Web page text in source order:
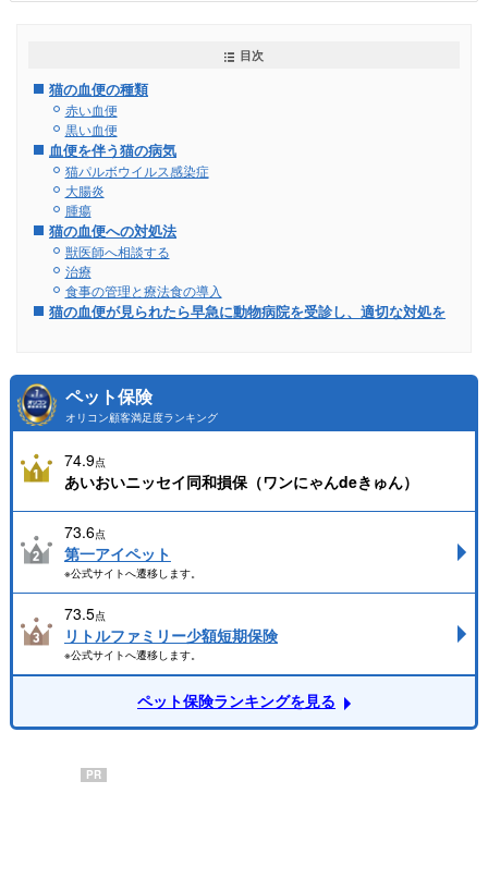
目次
猫の血便の種類
赤い血便
黒い血便
血便を伴う猫の病気
猫パルボウイルス感染症
大腸炎
腫瘍
猫の血便への対処法
獣医師へ相談する
治療
食事の管理と療法食の導入
猫の血便が見られたら早急に動物病院を受診し、適切な対処を
ペット保険
オリコン顧客満足度ランキング
74.9点
あいおいニッセイ同和損保（ワンにゃんdeきゅん）
73.6点
第一アイペット
※公式サイトへ遷移します。
73.5点
リトルファミリー少額短期保険
※公式サイトへ遷移します。
ペット保険ランキングを見る
PR